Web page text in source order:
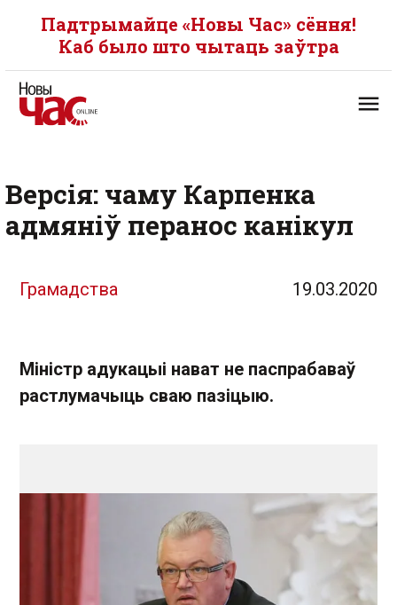
Падтрымайце «Новы Час» сёння!
Каб было што чытаць заўтра
Версія: чаму Карпенка
адмяніў перанос канікул
Грамадства 19.03.2020
Міністр адукацыі нават не паспрабаваў
растлумачыць сваю пазіцыю.